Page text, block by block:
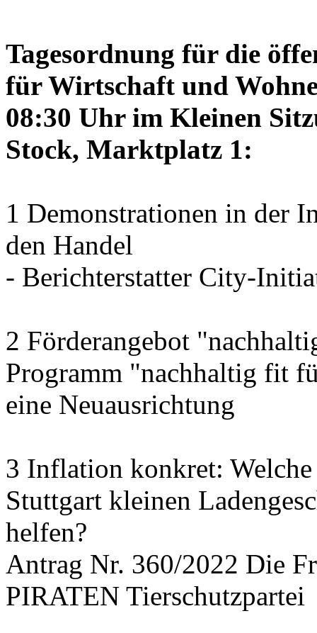
Tagesordnung für die
für Wirtschaft und
08:30 Uhr im Kleinen
Stock, Marktplatz 1:
1 Demonstrationen in der
den Handel
- Berichterstatter City-
2 Förderangebot
Programm "nachhaltig fit
eine Neuausrichtung
3 Inflation konkret:
Stuttgart kleinen
helfen?
Antrag Nr. 360/2022 Die
PIRATEN Tierschutzpartei